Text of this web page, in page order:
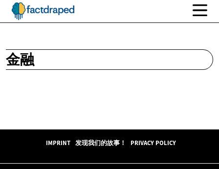
金融
IMPRINT 发现我们的故事！ PRIVACY POLICY